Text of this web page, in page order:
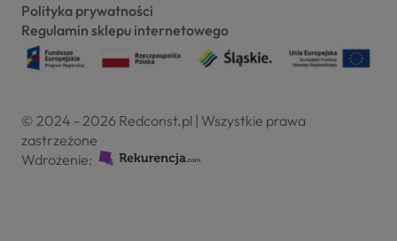
Polityka prywatności
Regulamin sklepu internetowego
© 2024 - 2026 Redconst.pl | Wszystkie prawa
zastrzeżone
Wdrożenie: